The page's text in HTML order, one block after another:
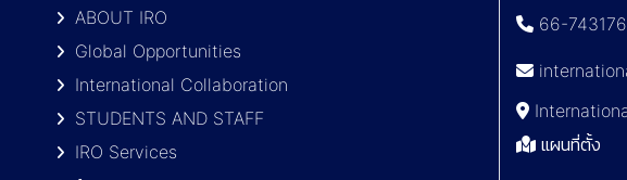
ABOUT IRO
Global Opportunities
International Collaboration
STUDENTS AND STAFF
IRO Services
66-
แผนที่ตั้ง